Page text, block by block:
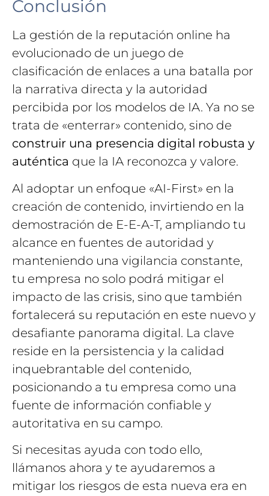
Conclusión
La gestión de la reputación online ha
evolucionado de un juego de
clasificación de enlaces a una batalla por
la narrativa directa y la autoridad
percibida por los modelos de IA. Ya no se
trata de «enterrar» contenido, sino de
construir una presencia digital robusta y
auténtica que la IA reconozca y valore.
Al adoptar un enfoque «AI-First» en la
creación de contenido, invirtiendo en la
demostración de E-E-A-T, ampliando tu
alcance en fuentes de autoridad y
manteniendo una vigilancia constante,
tu empresa no solo podrá mitigar el
impacto de las crisis, sino que también
fortalecerá su reputación en este nuevo y
desafiante panorama digital. La clave
reside en la persistencia y la calidad
inquebrantable del contenido,
posicionando a tu empresa como una
fuente de información confiable y
autoritativa en su campo.
Si necesitas ayuda con todo ello,
llámanos ahora y te ayudaremos a
mitigar los riesgos de esta nueva era en